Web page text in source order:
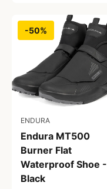
-50%
ENDURA
Endura MT500
Burner Flat
Waterproof Shoe -
Black